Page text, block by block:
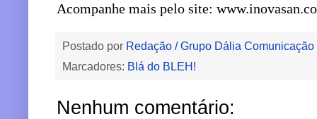
Acompanhe mais pelo site:
Postado por Redação / Grupo Dália Comunicação
Marcadores: Blá do BLEH!
Nenhum comentário: